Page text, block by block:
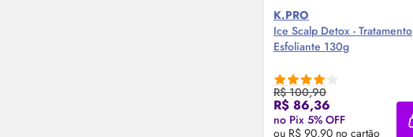
K.PRO
Ice Scalp Detox - Tratamento
Esfoliante 130g
R$ 100,90
R$ 86,36
no Pix 5% OFF
ou R$ 90,90 no cartão
Compre Agora ❯